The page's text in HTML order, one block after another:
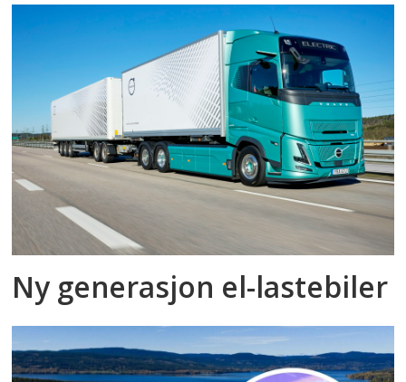
Ny generasjon el-lastebiler